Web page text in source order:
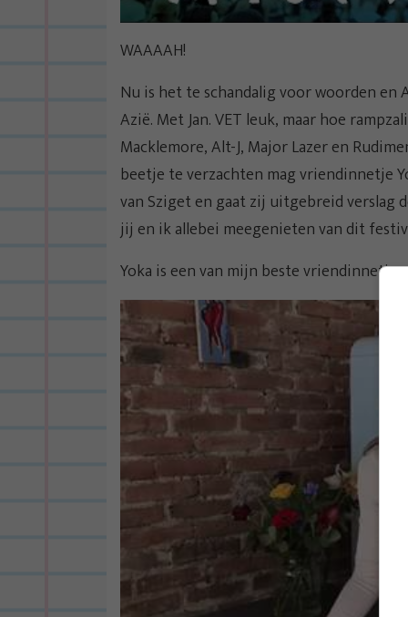
WAAAAH!
Nu is het te schandalig voor woorden
Azië. Met Jan. VET leuk, maar hoe
Macklemore, Alt-J, Major Lazer en
beetje te verzachten mag vriendinnetje
van Sziget en gaat zij uitgebreid verslag
jij en ik allebei meegenieten van dit
Yoka is een van mijn beste